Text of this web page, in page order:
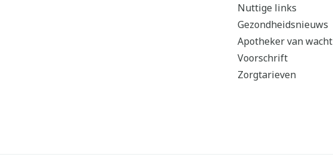
Nuttige links
Gezondheidsnieuws
Apotheker van wacht
Voorschrift
Zorgtarieven